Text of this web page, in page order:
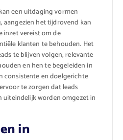
een uitdaging vormen
aangezien het tijdrovend kan
inzet vereist om de
klanten te behouden. Het
te blijven volgen, relevante
en hen te begeleiden in
consistente en doelgerichte
te zorgen dat leads
uiteindelijk worden omgezet in
in